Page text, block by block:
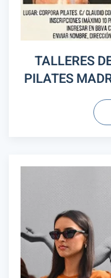
TALLERES
PILATES